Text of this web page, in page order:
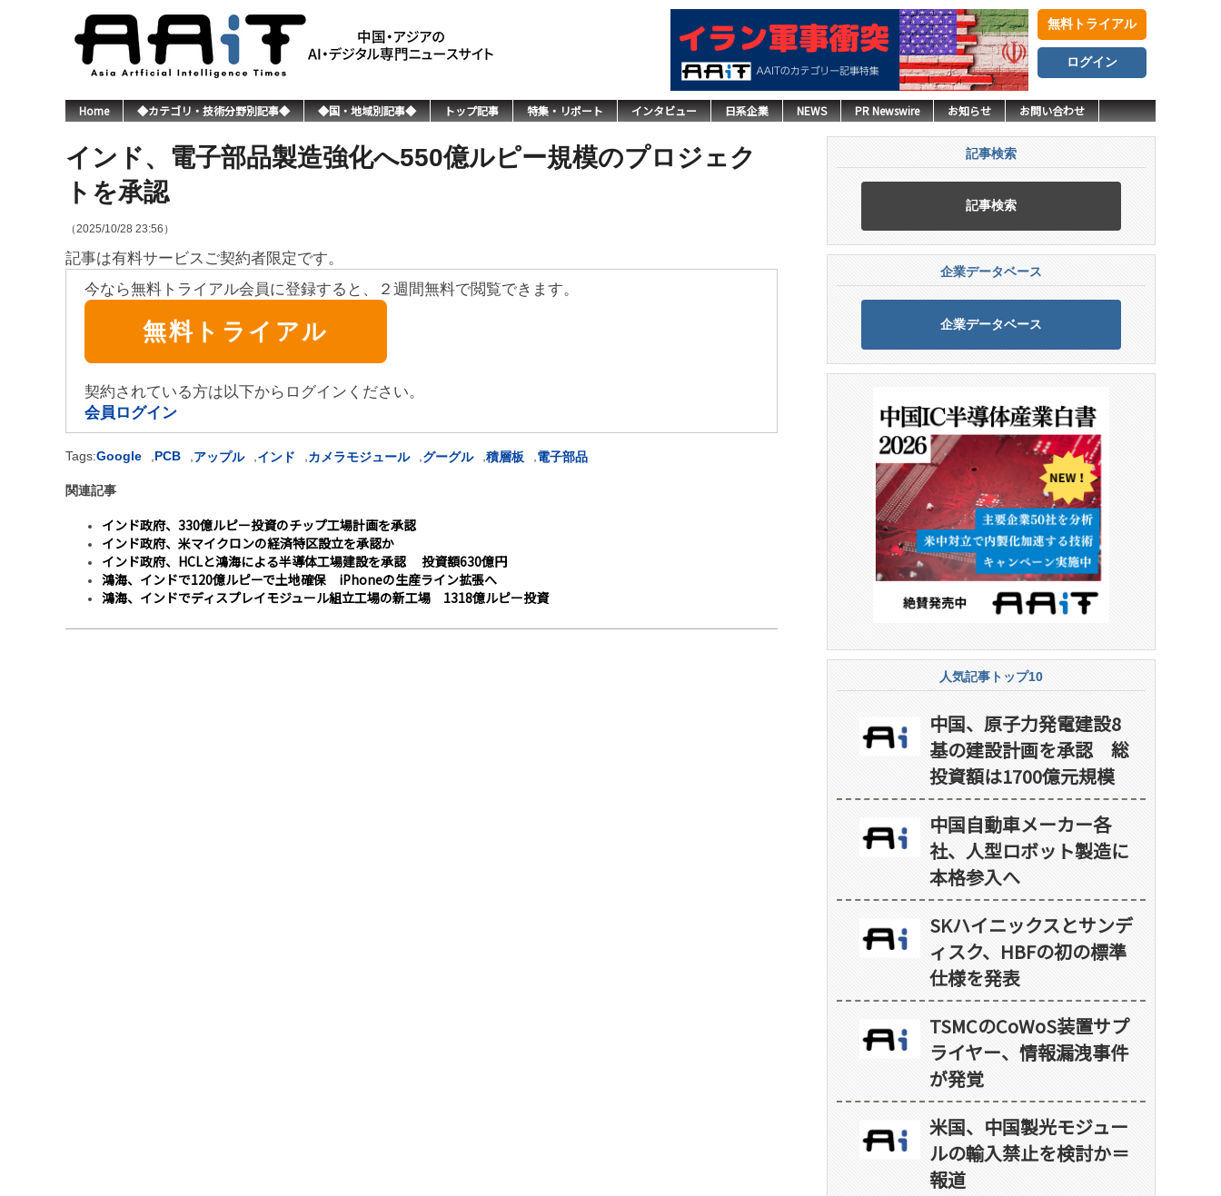
無料トライアル
ログイン
Home ◆カテゴリ・技術分野別記事◆ ◆国・地域別記事◆ トップ記事 特集・リポート インタビュー 日系企業 NEWS PR Newswire お知らせ お問い合わせ
インド、電子部品製造強化へ550億ルピー規模のプロジェク
トを承認
（2025/10/28 23:56）
記事は有料サービスご契約者限定です。
今なら無料トライアル会員に登録すると、２週間無料で閲覧できます。
無料トライアル
契約されている方は以下からログインください。
会員ログイン
Tags:Google PCB アップル インド カメラモジュール グーグル 積層板 電子部品
関連記事
インド政府、330億ルピー投資のチップ工場計画を承認
インド政府、米マイクロンの経済特区設立を承認か
インド政府、HCLと鴻海による半導体工場建設を承認 投資額630億円
鴻海、インドで120億ルピーで土地確保 iPhoneの生産ライン拡張へ
鴻海、インドでディスプレイモジュール組立工場の新工場 1318億ルピー投資
記事検索
記事検索
企業データベース
企業データベース
人気記事トップ10
中国、原子力発電建設8
基の建設計画を承認 総
投資額は1700億元規模
中国自動車メーカー各
社、人型ロボット製造に
本格参入へ
SKハイニックスとサンデ
ィスク、HBFの初の標準
仕様を発表
TSMCのCoWoS装置サプ
ライヤー、情報漏洩事件
が発覚
米国、中国製光モジュー
ルの輸入禁止を検討か＝
報道